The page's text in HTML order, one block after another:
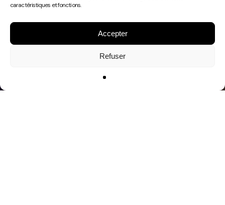
caractéristiques et fonctions.
Accepter
Refuser